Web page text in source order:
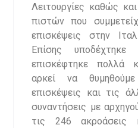
Λειτουργίες καθώς
πιστών που
επισκέψεις στην
Επίσης
επισκέφτηκε πολλά
αρκεί να
επισκέψεις και τις
συναντήσεις με
τις 246 ακροάσεις